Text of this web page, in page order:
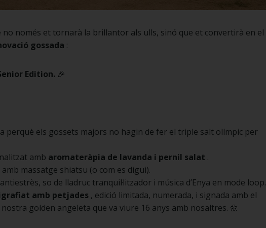
no només et tornarà la brillantor als ulls, sinó que et convertirà en el
gossada :
Edition. 🎉
perquè els gossets majors no hagin de fer el triple salt olímpic per
amb aromateràpia de lavanda i pernil salat .
massatge shiatsu (o com es digui).
so de lladruc tranquil·litzador i música d’Enya en mode loop.
amb petjades , edició limitada, numerada, i signada amb el
golden angeleta que va viure 16 anys amb nosaltres. 🌼